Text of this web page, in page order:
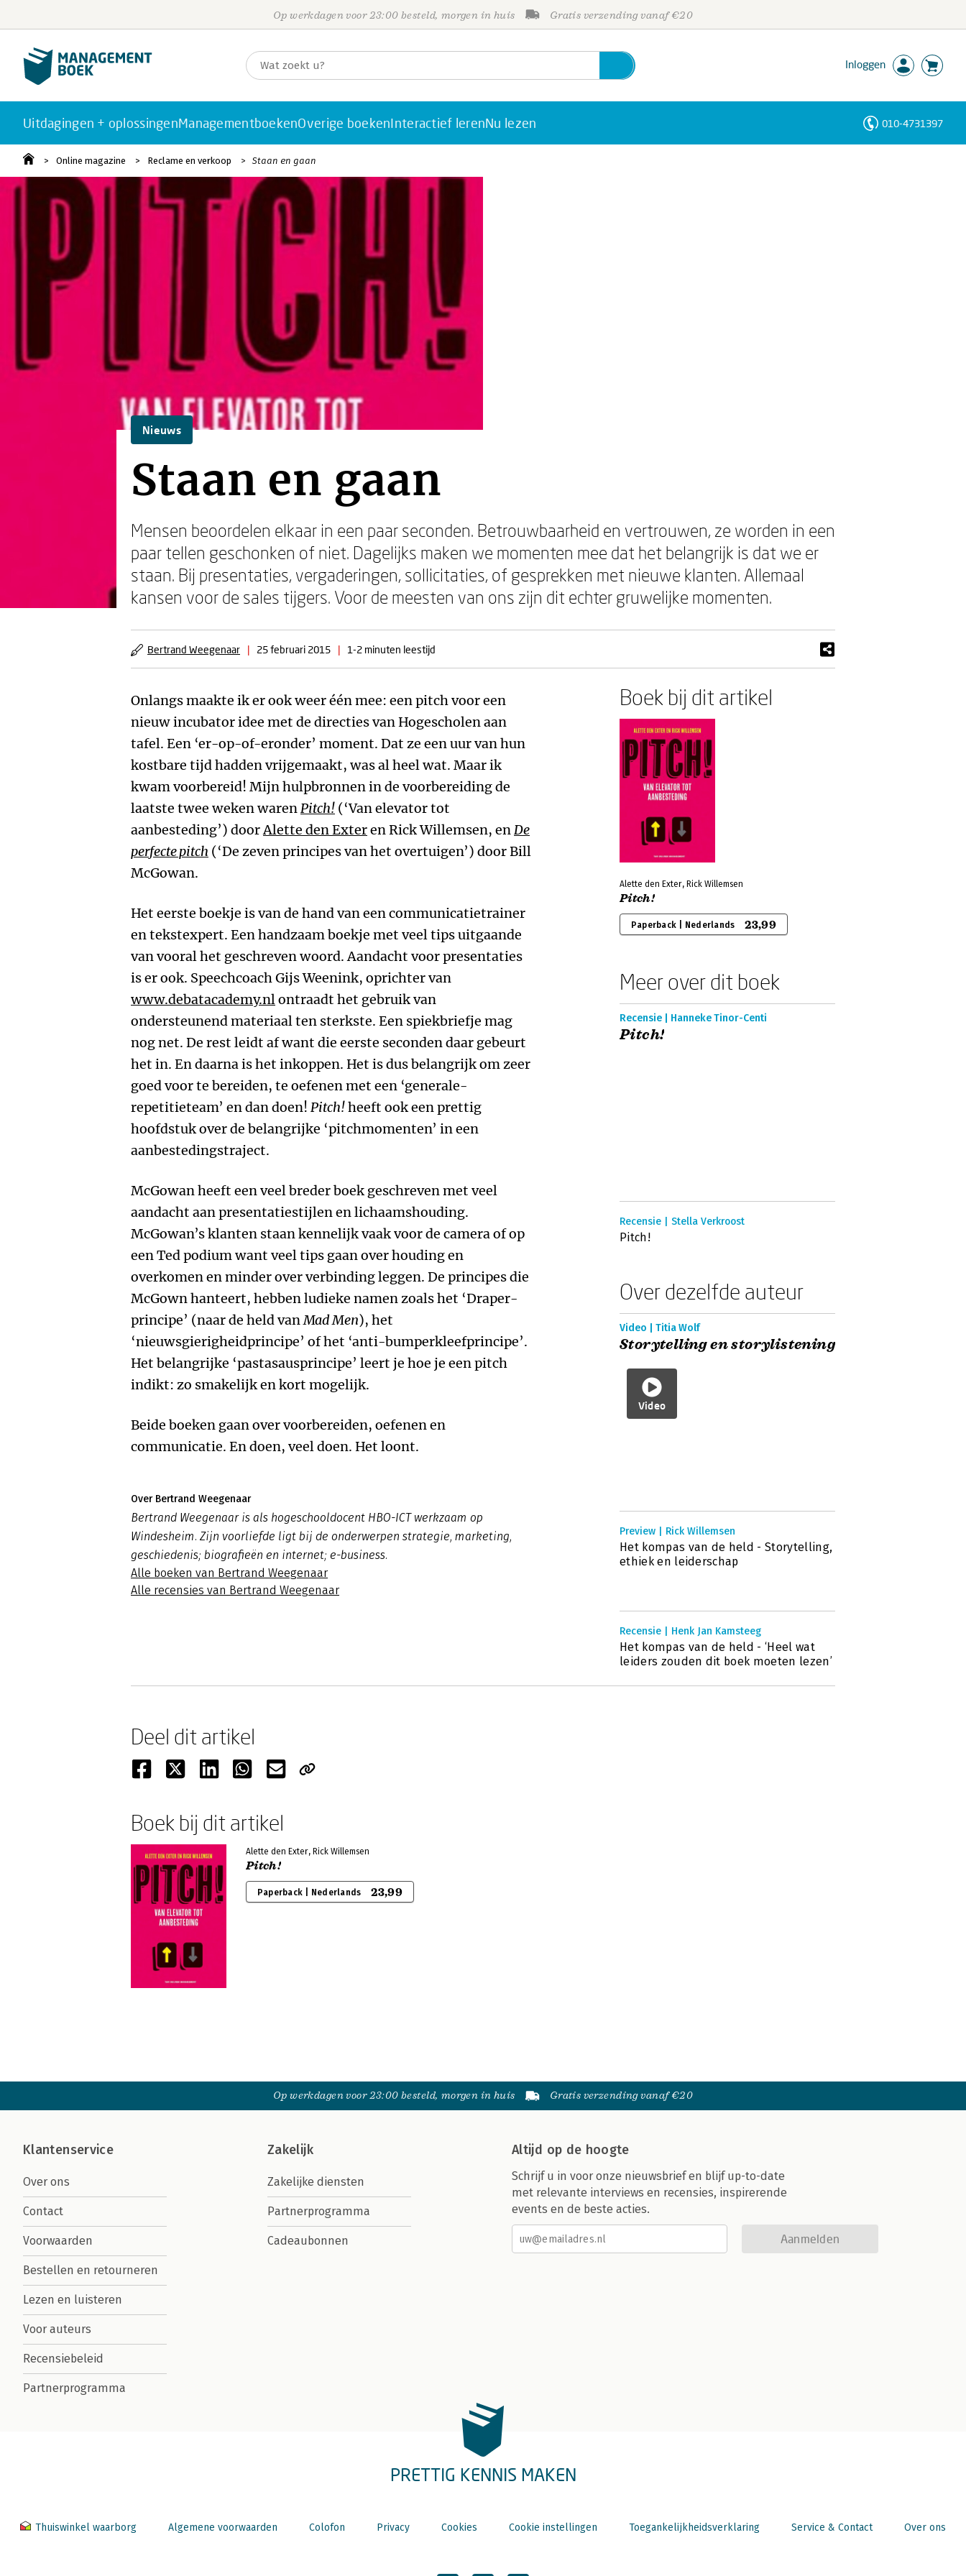
Op werkdagen voor 23:00 besteld, morgen in huis Gratis verzending vanaf €20
Inloggen
Uitdagingen + oplossingenManagementboekenOverige boekenInteractief lerenNu lezen 010-4731397
Online magazine Reclame en verkoop Staan en gaan
Nieuws
Staan en gaan
Mensen beoordelen elkaar in een paar seconden. Betrouwbaarheid en vertrouwen, ze worden in een
paar tellen geschonken of niet. Dagelijks maken we momenten mee dat het belangrijk is dat we er
staan. Bij presentaties, vergaderingen, sollicitaties, of gesprekken met nieuwe klanten. Allemaal
kansen voor de sales tijgers. Voor de meesten van ons zijn dit echter gruwelijke momenten.
Bertrand Weegenaar | 25 februari 2015 | 1-2 minuten leestijd
Onlangs maakte ik er ook weer één mee: een pitch voor een
nieuw incubator idee met de directies van Hogescholen aan
tafel. Een ‘er-op-of-eronder’ moment. Dat ze een uur van hun
kostbare tijd hadden vrijgemaakt, was al heel wat. Maar ik
kwam voorbereid! Mijn hulpbronnen in de voorbereiding de
laatste twee weken warenPitch! (‘Van elevator tot
aanbesteding’) doorAlette den Exteren Rick Willemsen, enDe
perfecte pitch (‘De zeven principes van het overtuigen’) door Bill
McGowan.
Het eerste boekje is van de hand van een communicatietrainer
en tekstexpert. Een handzaam boekje met veel tips uitgaande
van vooral het geschreven woord. Aandacht voor presentaties
is er ook. Speechcoach Gijs Weenink, oprichter van
www.debatacademy.nlontraadt het gebruik van
ondersteunend materiaal ten sterkste. Een spiekbriefje mag
nog net. De rest leidt af want die eerste seconden daar gebeurt
het in. En daarna is het inkoppen. Het is dus belangrijk om zeer
goed voor te bereiden, te oefenen met een ‘generale-
repetitieteam’ en dan doen! Pitch!heeft ook een prettig
hoofdstuk over de belangrijke ‘pitchmomenten’ in een
aanbestedingstraject.
McGowan heeft een veel breder boek geschreven met veel
aandacht aan presentatiestijlen en lichaamshouding.
McGowan’s klanten staan kennelijk vaak voor de camera of op
een Ted podium want veel tips gaan over houding en
overkomen en minder over verbinding leggen. De principes die
McGown hanteert, hebben ludieke namen zoals het ‘Draper-
principe’ (naar de held vanMad Men), het
‘nieuwsgierigheidprincipe’ of het ‘anti-bumperkleefprincipe’.
Het belangrijke ‘pastasausprincipe’ leert je hoe je een pitch
indikt: zo smakelijk en kort mogelijk.
Beide boeken gaan over voorbereiden, oefenen en
communicatie. En doen, veel doen. Het loont.
Over Bertrand Weegenaar
Bertrand Weegenaar is als hogeschooldocent HBO-ICT werkzaam op
Windesheim. Zijn voorliefde ligt bij de onderwerpen strategie, marketing,
geschiedenis; biografieën en internet; e-business.
Alle boeken van Bertrand Weegenaar
Alle recensies van Bertrand Weegenaar
Boek bij dit artikel
Alette den Exter, Rick Willemsen
Pitch!
Paperback | Nederlands 23,99
Meer over dit boek
Recensie | Hanneke Tinor-Centi
Pitch!
Recensie | Stella Verkroost
Pitch!
Over dezelfde auteur
Video | Titia Wolf
Storytelling en storylistening
Video
Preview | Rick Willemsen
Het kompas van de held - Storytelling,
ethiek en leiderschap
Recensie | Henk Jan Kamsteeg
Het kompas van de held - ‘Heel wat
leiders zouden dit boek moeten lezen’
Deel dit artikel
Boek bij dit artikel
Alette den Exter, Rick Willemsen
Pitch!
Paperback | Nederlands 23,99
Op werkdagen voor 23:00 besteld, morgen in huis Gratis verzending vanaf €20
Klantenservice
Over ons
Contact
Voorwaarden
Bestellen en retourneren
Lezen en luisteren
Voor auteurs
Recensiebeleid
Partnerprogramma
Zakelijk
Zakelijke diensten
Partnerprogramma
Cadeaubonnen
Altijd op de hoogte
Schrijf u in voor onze nieuwsbrief en blijf up-to-date
met relevante interviews en recensies, inspirerende
events en de beste acties.
Aanmelden
PRETTIG KENNIS MAKEN
Thuiswinkel waarborg Algemene voorwaarden Colofon Privacy Cookies Cookie instellingen Toegankelijkheidsverklaring Service & Contact Over ons
Personen